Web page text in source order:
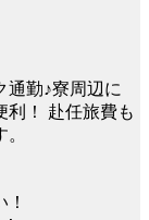
勤♪寮周辺に
利！ 赴任旅費も